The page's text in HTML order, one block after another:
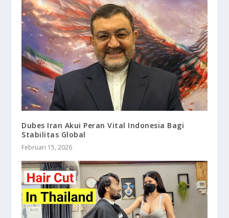
Dubes Iran Akui Peran Vital Indonesia Bagi
Stabilitas Global
Februari 15, 2026